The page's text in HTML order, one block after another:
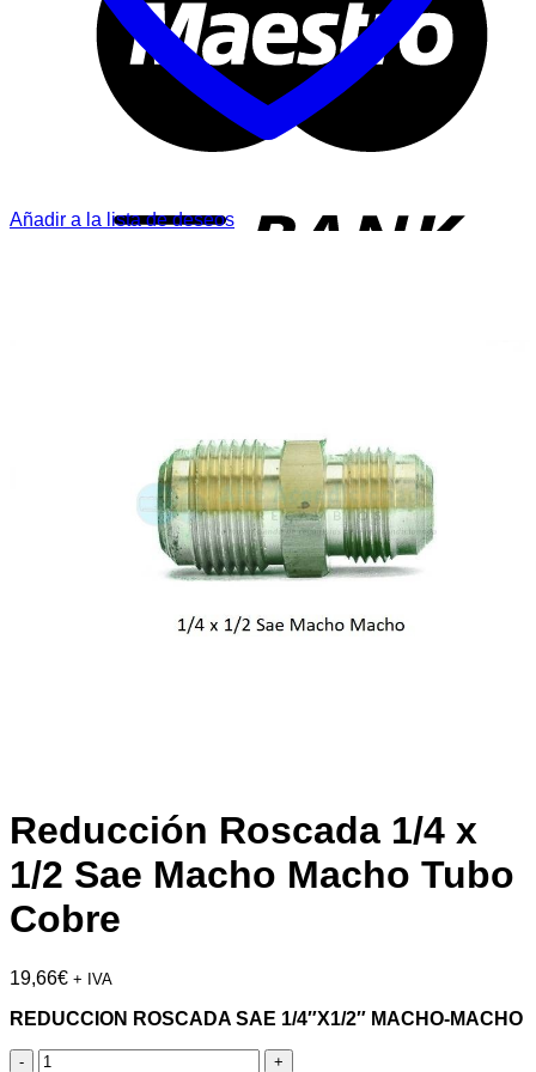
Añadir a la lista de deseos
Reducción Roscada 1/4 x
1/2 Sae Macho Macho Tubo
Cobre
19,66€ + IVA
REDUCCION ROSCADA SAE 1/4″X1/2″ MACHO-MACHO
Reducción